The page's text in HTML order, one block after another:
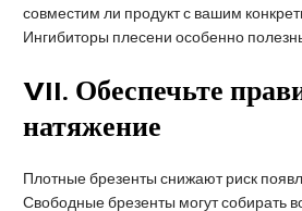
совместим ли продукт с вашим
Ингибиторы плесени особенно
VII. Обеспечьте
натяжение
Плотные брезенты снижают риск
Свободные брезенты могут собирать